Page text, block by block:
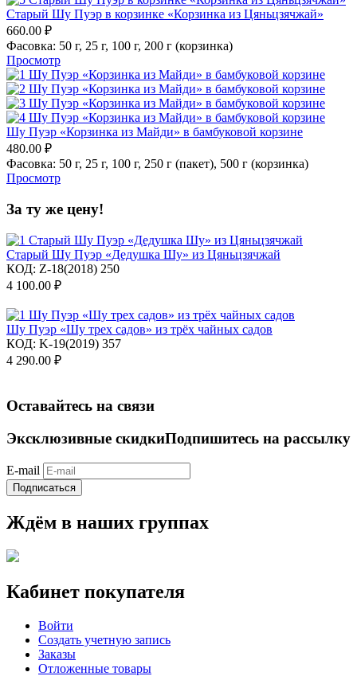
Старый Шу Пуэр в корзинке «Корзинка из Цяньцзячжай»
660.00 ₽
Фасовка: 50 г, 25 г, 100 г, 200 г (корзинка)
Просмотр
Шу Пуэр «Корзинка из Майди» в бамбуковой корзине
480.00 ₽
Фасовка: 50 г, 25 г, 100 г, 250 г (пакет), 500 г (корзинка)
Просмотр
За ту же цену!
Старый Шу Пуэр «Дедушка Шу» из Цяньцзячжай
КОД: Z-18(2018) 250
4 100.00 ₽
Шу Пуэр «Шу трех садов» из трёх чайных садов
КОД: K-19(2019) 357
4 290.00 ₽
Оставайтесь на связи
Эксклюзивные скидкиПодпишитесь на рассылку
E-mail
Подписаться
Ждём в наших группах
Кабинет покупателя
Войти
Создать учетную запись
Заказы
Отложенные товары